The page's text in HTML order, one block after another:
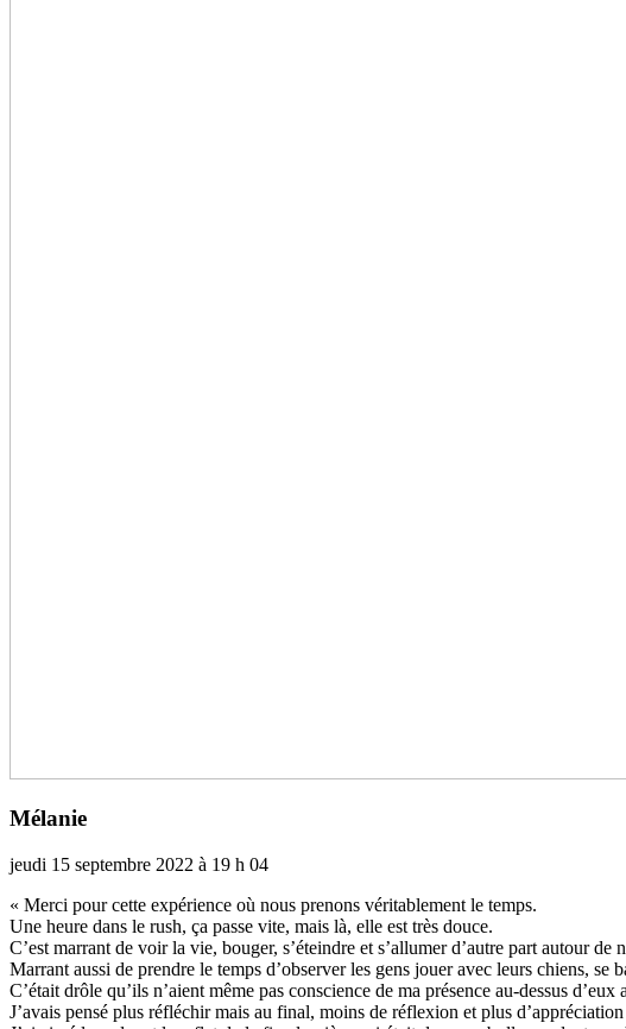
Mélanie
jeudi 15 septembre 2022 à 19 h 04
« Merci pour cette expé­rience où nous pre­nons véri­ta­ble­ment le temps.
Une heure dans le rush, ça passe vite, mais là, elle est très douce.
C’est mar­rant de voir la vie, bouger, s’éteindre et s’allu­mer d’autre part autour de
Marrant aussi de pren­dre le temps d’obser­ver les gens jouer avec leurs chiens, se
C’était drôle qu’ils n’aient même pas cons­cience de ma pré­sence au-dessus
J’avais pensé plus réflé­chir mais au final, moins de réflexion et plus